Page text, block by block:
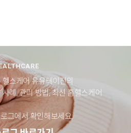
스케어 유유테이진의
사례, 관리 방법, 최신 홈헬스케어
그에서 확인해보세요.